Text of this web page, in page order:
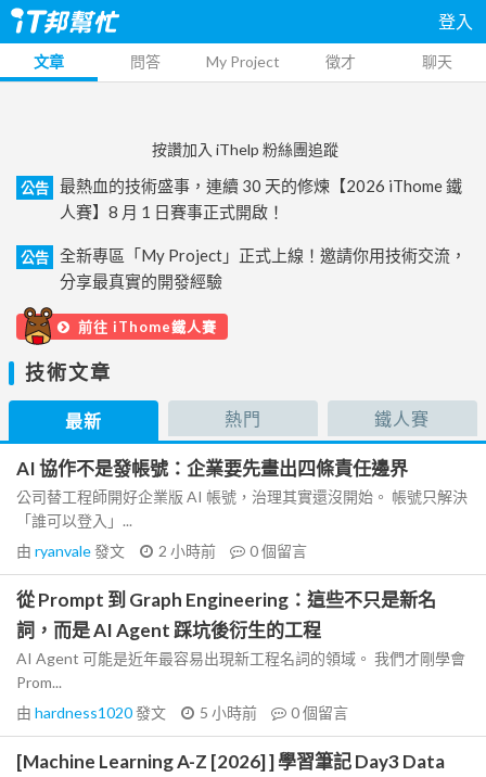
登入
文章 問答 My Project 徵才 聊天
按讚加入 iThelp 粉絲團追蹤
公告
最熱血的技術盛事，連續 30 天的修煉【2026 iThome 鐵
人賽】8 月 1 日賽事正式開啟！
公告
全新專區「My Project」正式上線！邀請你用技術交流，
分享最真實的開發經驗
前往 iThome鐵人賽
技術文章
最新 熱門 鐵人賽
AI 協作不是發帳號：企業要先畫出四條責任邊界
公司替工程師開好企業版 AI 帳號，治理其實還沒開始。 帳號只解決
「誰可以登入」...
由 ryanvale發文 2 小時前 0個留言
從 Prompt 到 Graph Engineering：這些不只是新名
詞，而是 AI Agent 踩坑後衍生的工程
AI Agent 可能是近年最容易出現新工程名詞的領域。 我們才剛學會
Prom...
由 hardness1020發文 5 小時前 0個留言
[Machine Learning A-Z [2026] ] 學習筆記 Day3 Data